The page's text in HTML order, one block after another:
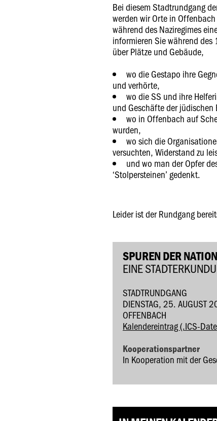
Bei diesem Stadtrundgang
werden wir Orte in
während des Naziregimes
informieren Sie während
über Plätze und Gebäude,
wo die Gestapo ihre
und verhörte,
wo die SS und ihre
und Geschäfte der jüdischen
wo in Offenbach auf
wurden,
wo sich die
versuchten, Widerstand zu
und wo man der Opfer
‘Stolpersteinen’ gedenkt.
Leider ist der Rundgang
SPUREN DER
EINE
STADTRUNDGANG
DIENSTAG, 25. AUGUST
OFFENBACH
Kalendereintrag (.ICS-
Kooperationspartner
In Kooperation mit der